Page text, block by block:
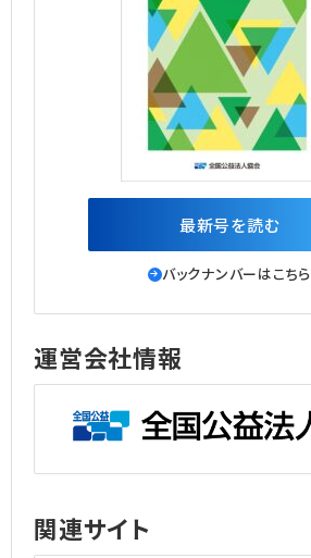
最新号を読む
バックナンバーはこちら
運営会社情報
関連サイト